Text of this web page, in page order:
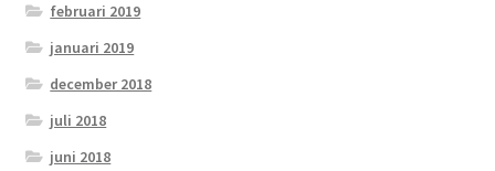
februari 2019
januari 2019
december 2018
juli 2018
juni 2018